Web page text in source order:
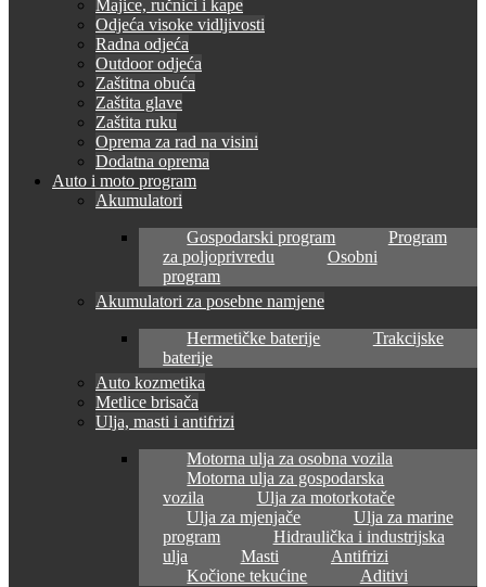
Majice, ručnici i kape
Odjeća visoke vidljivosti
Radna odjeća
Outdoor odjeća
Zaštitna obuća
Zaštita glave
Zaštita ruku
Oprema za rad na visini
Dodatna oprema
Auto i moto program
Akumulatori
Gospodarski program
Program
za poljoprivredu
Osobni
program
Akumulatori za posebne namjene
Hermetičke baterije
Trakcijske
baterije
Auto kozmetika
Metlice brisača
Ulja, masti i antifrizi
Motorna ulja za osobna vozila
Motorna ulja za gospodarska
vozila
Ulja za motorkotače
Ulja za mjenjače
Ulja za marine
program
Hidraulička i industrijska
ulja
Masti
Antifrizi
Kočione tekućine
Aditivi